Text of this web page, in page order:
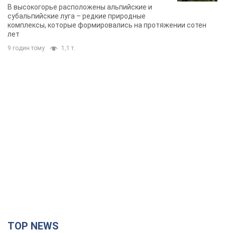
В высокогорье расположены альпийские и
субальпийские луга – редкие природные
комплексы, которые формировались на протяжении сотен
лет
9 годин тому 1,1 т.
TOP NEWS